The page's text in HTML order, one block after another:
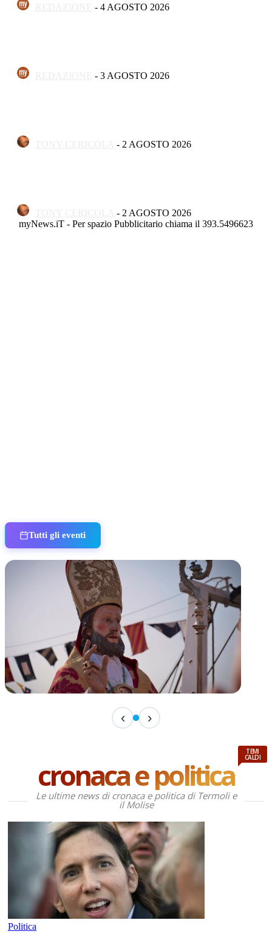
- 4 AGOSTO 2026
- 3 AGOSTO 2026
- 2 AGOSTO 2026
- 2 AGOSTO 2026
myNews.iT - Per spazio Pubblicitario chiama il 393.5496623
Tutti gli eventi
San Basso 2026 - il programma delle feste
‹ ›
cronaca e politica
TEMI
CALDI
Le ultime news di cronaca e politica di Termoli e
il Molise
Politica